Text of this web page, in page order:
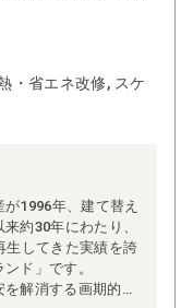
・省エネ改修, スケ
1996年、建て替え
約30年にわたり、
生してきた実績を誇
ド」です。
解消する画期的な